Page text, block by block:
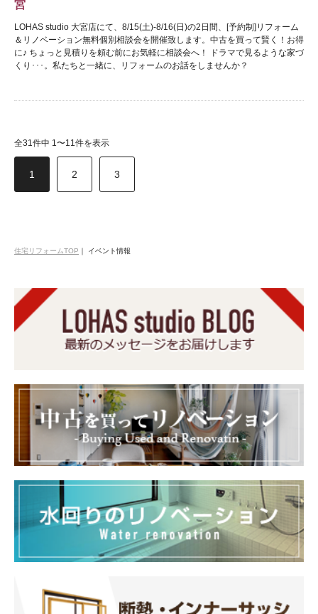
宮
LOHAS studio 大宮店にて、8/15(土)-8/16(日)の2日間、[予約制]リフォーム
＆リノベーション無料個別相談会を開催致します。中古を買って賢く！お得
に♪ ちょっと見積りを頼む前にお気軽に相談会へ！ ドラマで見るような家づ
くり･･･。私たちと一緒に、リフォームのお話をしませんか？
全31件中 1〜11件を表示
1 2 3
住宅リフォームTOP イベント情報